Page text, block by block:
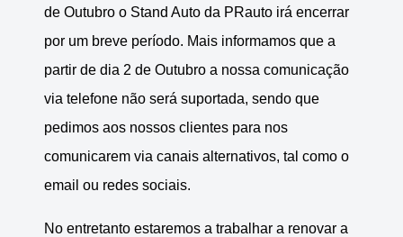
de Outubro o Stand Auto da PRauto irá encerrar
por um breve período. Mais informamos que a
partir de dia 2 de Outubro a nossa comunicação
via telefone não será suportada, sendo que
pedimos aos nossos clientes para nos
comunicarem via canais alternativos, tal como o
email ou redes sociais.
No entretanto estaremos a trabalhar a renovar a